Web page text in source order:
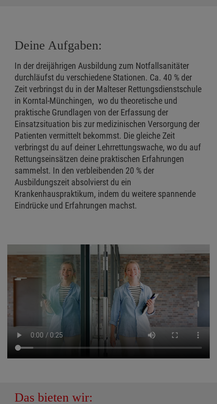
Deine Aufgaben:
In der dreijährigen Ausbildung zum Notfallsanitäter
durchläufst du verschiedene Stationen. Ca. 40 % der
Zeit verbringst du in der Malteser Rettungsdienstschule
in Korntal-Münchingen, wo du theoretische und
praktische Grundlagen von der Erfassung der
Einsatzsituation bis zur medizinischen Versorgung der
Patienten vermittelt bekommst. Die gleiche Zeit
verbringst du auf deiner Lehrrettungswache, wo du auf
Rettungseinsätzen deine praktischen Erfahrungen
sammelst. In den verbleibenden 20 % der
Ausbildungszeit absolvierst du ein
Krankenhauspraktikum, indem du weitere spannende
Eindrücke und Erfahrungen machst.
Das bieten wir: